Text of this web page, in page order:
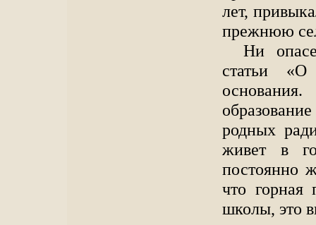
лет,
прежнюю
Ни
статьи «О
родных
живет в
постоянно
что горная
школы, это